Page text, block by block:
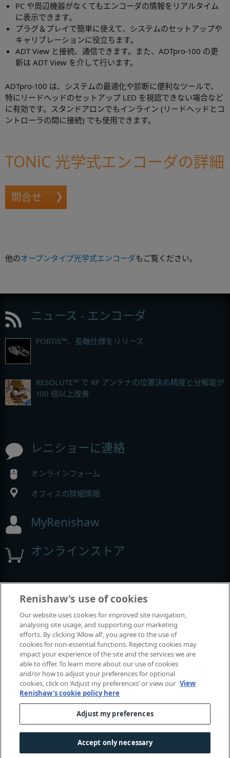
PC や周辺機器がなくてもエンコーダの情報をリアルタイム
に表示できます。
プラグ＆プレイで簡単に使えて、システムのセットアップや
キャリブレーションに役立ちます。
ADT View と接続、通信できます。また、ADTpro-100 の更
新は ADT View を介して行います。
ADTpro-100 は、システムの最適化や診断に便利なツールで、
特にリードヘッドのセットアップ LED を視認できない場合など
に有効です。スタンドアロンでもインライン (リードヘッドとコ
ントローラの間に接続) でも使用できます。
TONiC 光学式エンコーダの詳細
問合せ
他のオープンタイプ光学式エンコーダもご覧ください。
ニュース - エンコーダ
FORTiS™、長軸仕様をリリース
RESOLUTE™ で RF アンテナの位置決め精度と分解能が
100 倍以上改善
レニショーに連絡
オンラインフォーム
オフィスの詳細情報
MyRenishaw
オンラインストア
展示会とコンファレンス
レニショーの出展イベント
© 2001-2026 Renishaw plc.無断転用禁止。
お問い合わせ | | ユーザー補助
Cookieに関するガイド
Renishaw's use of cookies
Our website uses cookies for improved site navigation,
analysing site usage, and supporting our marketing
efforts. By clicking ‘Allow all’, you agree to the use of
cookies for non-essential functions. Rejecting cookies may
impact your experience of the site and the services we are
able to offer. To learn more about our use of cookies
and/or how to adjust your preferences for optional
cookies, click on ‘Adjust my preferences’ or view our View
Renishaw's cookie policy here
Adjust my preferences
Accept only necessary